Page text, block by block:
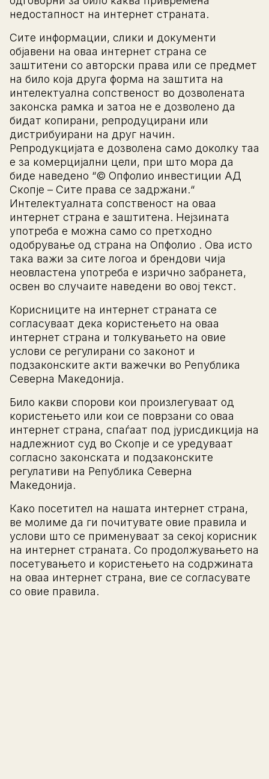
недостапност на интернет страната.
Сите информации, слики и документи
објавени на оваа интернет страна се
заштитени со авторски права или се предмет
на било која друга форма на заштита на
интелектуална сопственост во дозволената
законска рамка и затоа не е дозволено да
бидат копирани, репродуцирани или
дистрибуирани на друг начин.
Репродукцијата е дозволена само доколку таа
е за комерцијални цели, при што мора да
биде наведено “© Опфолио инвестиции АД
Скопје – Сите права се задржани.“
Интелектуалната сопственост на оваа
интернет страна е заштитена. Нејзината
употреба е можна само со претходно
одобрување од страна на Опфолио . Ова исто
така важи за сите логоа и брендови чија
неовластена употреба е изрично забранета,
освен во случаите наведени во овој текст.
Корисниците на интернет страната се
согласуваат дека користењето на оваа
интернет страна и толкувањето на овие
услови се регулирани со законот и
подзаконските акти важечки во Република
Северна Македонија.
Било какви спорови кои произлегуваат од
користењето или кои се поврзани со оваа
интернет страна, спаѓаат под јурисдикција на
надлежниот суд во Скопје и се уредуваат
согласно законската и подзаконските
регулативи на Република Северна
Македонија.
Како посетител на нашата интернет страна,
ве молиме да ги почитувате овие правила и
услови што се применуваат за секој корисник
на интернет страната. Со продолжувањето на
посетувањето и користењето на содржината
на оваа интернет страна, вие се согласувате
со овие правила.